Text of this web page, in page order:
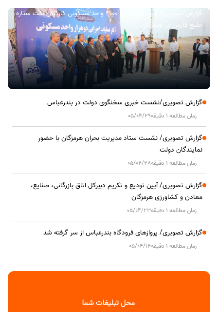
گزارش تصویری/ آیین کلنگ زنی ۲۰۰۰ واحد مسکونی کارکنان نفت ستاره
خلیج فارس در هرمزگان
گزارش تصویری/نشست خبری سخنگوی دولت در بندرعباس
زمان مطالعه 1 دقیقه 05/04/29
گزارش تصویری/ نشست ستاد مدیریت بحران هرمزگان با حضور
نمایندگان دولت
زمان مطالعه 1 دقیقه 05/04/28
گزارش تصویری/ آیین تودیع و تکریم دبیرکل اتاق بازرگانی، صنایع،
معادن و کشاورزی هرمزگان
زمان مطالعه 1 دقیقه 05/04/23
گزارش تصویری/ پروازهای فرودگاه بندرعباس از سر گرفته شد
زمان مطالعه 1 دقیقه 05/04/14